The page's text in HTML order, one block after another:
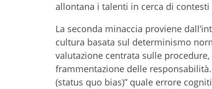
allontana i talenti in cerca di
La seconda minaccia proviene
cultura basata sul determinismo
valutazione centrata sulle
frammentazione delle
(status quo bias)” quale errore